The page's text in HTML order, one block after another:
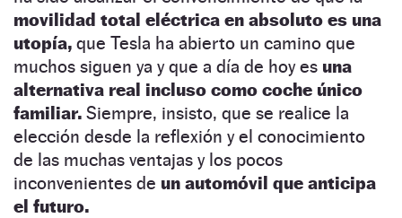
movilidad total eléctrica en absoluto es una
utopía, que Tesla ha abierto un camino que
muchos siguen ya y que a día de hoy es una
alternativa real incluso como coche único
familiar. Siempre, insisto, que se realice la
elección desde la reflexión y el conocimiento
de las muchas ventajas y los pocos
inconvenientes de un automóvil que anticipa
el futuro.